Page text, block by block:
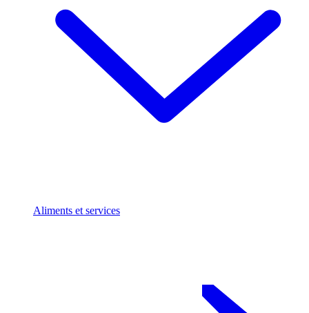
Aliments et services